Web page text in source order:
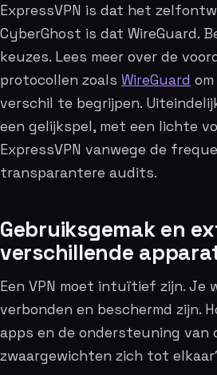
ExpressVPN is dat het
CyberGhost is dat WireGuard.
keuzes. Lees meer over de
protocollen zoals WireGuard
verschil te begrijpen.
een gelijkspel, met een lichte
ExpressVPN vanwege de
transparantere audits.
Gebruiksgemak en
verschillende
Een VPN moet intuïtief zijn. Je
verbonden en beschermd zijn.
apps en de ondersteuning van
zwaargewichten zich tot